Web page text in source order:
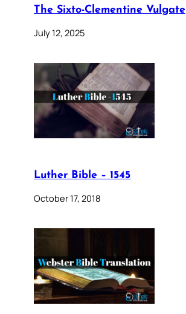
The Sixto-Clementine Vulgate
July 12, 2025
Luther Bible – 1545
October 17, 2018